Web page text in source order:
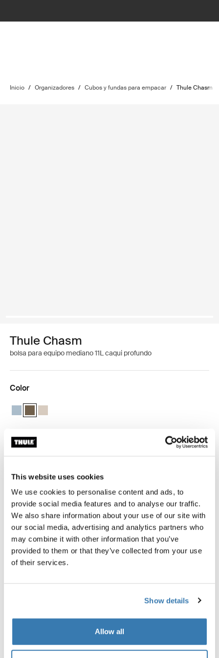
This website uses cookies
We use cookies to personalise content and ads, to
provide social media features and to analyse our traffic.
We also share information about your use of our site with
our social media, advertising and analytics partners who
may combine it with other information that you’ve
provided to them or that they’ve collected from your use
of their services.
Show details
Allow all
Inicio / Organizadores / Cubos y fundas para empacar / Thule Chasm
Thule Chasm
bolsa para equipo mediano 11L caqui profundo
Color
Thule Chasm medium gear cube Gris estanque
Thule Chasm medium gear cube Caqui oscuro (selected)
Thule Chasm medium gear cube Arena suave
Garantía Thule
Buscar un distribuidor
Thule Chasm gear cube es una bolsa duradera y
versátil, perfecta para mantener separados los
artículos pequeños. Úsala por sí sola o combínala con
otros cubos de equipo para una organización óptima.
Todas las características